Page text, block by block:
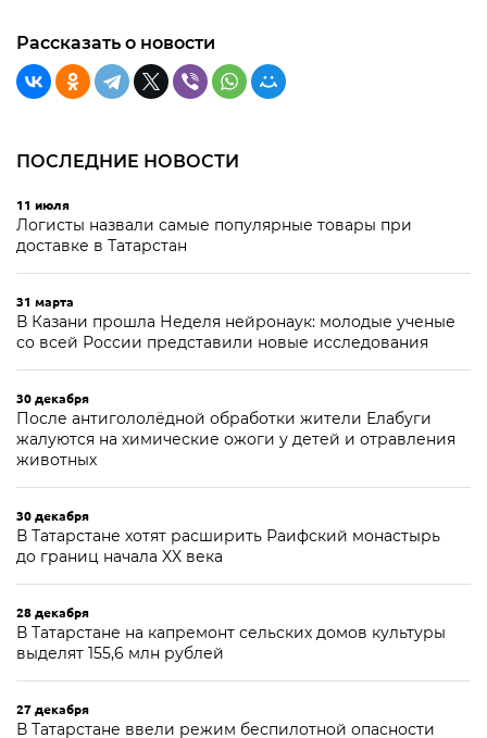
Рассказать о новости
ПОСЛЕДНИЕ НОВОСТИ
11 июля
Логисты назвали самые популярные товары при
доставке в Татарстан
31 марта
В Казани прошла Неделя нейронаук: молодые ученые
со всей России представили новые исследования
30 декабря
После антигололёдной обработки жители Елабуги
жалуются на химические ожоги у детей и отравления
животных
30 декабря
В Татарстане хотят расширить Раифский монастырь
до границ начала XX века
28 декабря
В Татарстане на капремонт сельских домов культуры
выделят 155,6 млн рублей
27 декабря
В Татарстане ввели режим беспилотной опасности